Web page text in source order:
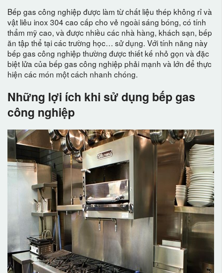
Bếp gas công nghiệp được làm từ chất liệu thép không rỉ và
vật liêu inox 304 cao cấp cho vẻ ngoài sáng bóng, có tính
thẩm mỹ cao, và được nhiều các nhà hàng, khách sạn, bếp
ăn tập thể tại các trường học… sử dụng. Với tính năng này
bếp gas công nghiệp thường được thiết kế nhỏ gọn và đặc
biệt lửa của bếp gas công nghiệp phải mạnh và lớn để thực
hiện các món một cách nhanh chóng.
Những lợi ích khi sử dụng bếp gas
công nghiệp